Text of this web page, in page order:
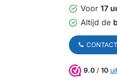
Voor 17
Altijd de
CONTACT
9.0 / 10